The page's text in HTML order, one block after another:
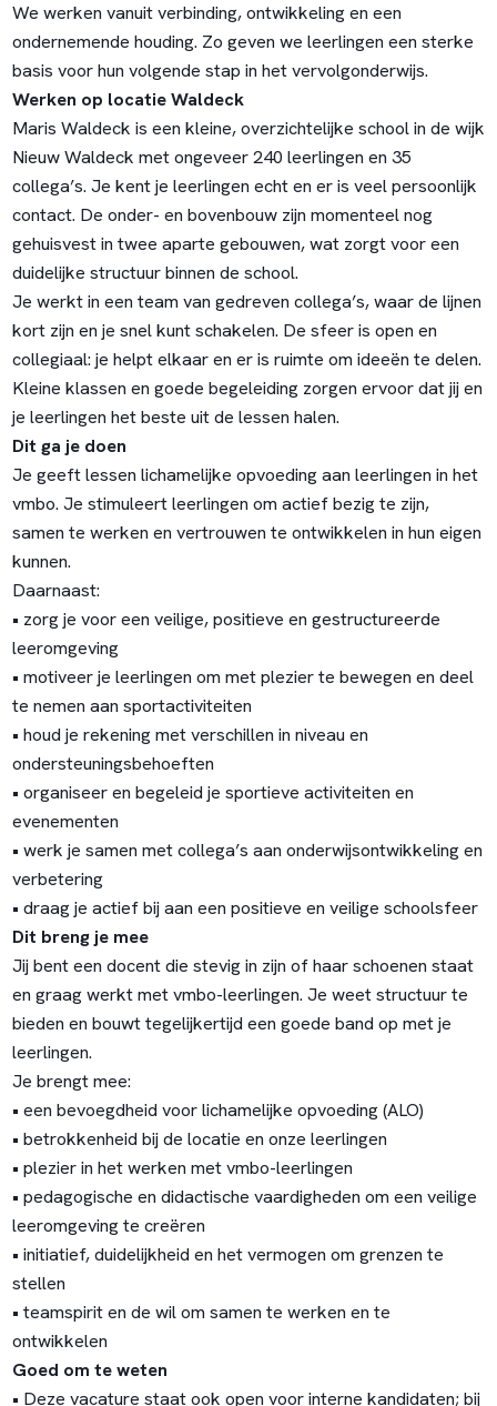
We werken vanuit verbinding, ontwikkeling en een
ondernemende houding. Zo geven we leerlingen een sterke
basis voor hun volgende stap in het vervolgonderwijs.
Werken op locatie Waldeck
Maris Waldeck is een kleine, overzichtelijke school in de wijk
Nieuw Waldeck met ongeveer 240 leerlingen en 35
collega’s. Je kent je leerlingen echt en er is veel persoonlijk
contact. De onder- en bovenbouw zijn momenteel nog
gehuisvest in twee aparte gebouwen, wat zorgt voor een
duidelijke structuur binnen de school.
Je werkt in een team van gedreven collega’s, waar de lijnen
kort zijn en je snel kunt schakelen. De sfeer is open en
collegiaal: je helpt elkaar en er is ruimte om ideeën te delen.
Kleine klassen en goede begeleiding zorgen ervoor dat jij en
je leerlingen het beste uit de lessen halen.
Dit ga je doen
Je geeft lessen lichamelijke opvoeding aan leerlingen in het
vmbo. Je stimuleert leerlingen om actief bezig te zijn,
samen te werken en vertrouwen te ontwikkelen in hun eigen
kunnen.
Daarnaast:
• zorg je voor een veilige, positieve en gestructureerde
leeromgeving
• motiveer je leerlingen om met plezier te bewegen en deel
te nemen aan sportactiviteiten
• houd je rekening met verschillen in niveau en
ondersteuningsbehoeften
• organiseer en begeleid je sportieve activiteiten en
evenementen
• werk je samen met collega’s aan onderwijsontwikkeling en
verbetering
• draag je actief bij aan een positieve en veilige schoolsfeer
Dit breng je mee
Jij bent een docent die stevig in zijn of haar schoenen staat
en graag werkt met vmbo-leerlingen. Je weet structuur te
bieden en bouwt tegelijkertijd een goede band op met je
leerlingen.
Je brengt mee:
• een bevoegdheid voor lichamelijke opvoeding (ALO)
• betrokkenheid bij de locatie en onze leerlingen
• plezier in het werken met vmbo-leerlingen
• pedagogische en didactische vaardigheden om een veilige
leeromgeving te creëren
• initiatief, duidelijkheid en het vermogen om grenzen te
stellen
• teamspirit en de wil om samen te werken en te
ontwikkelen
Goed om te weten
• Deze vacature staat ook open voor interne kandidaten; bij